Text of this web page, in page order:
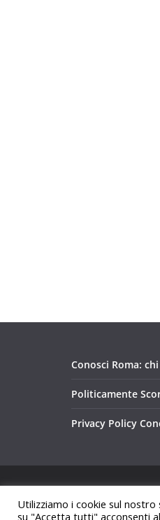
Conosci Roma:
Politicamente
Privacy Policy
Tema:ColorMagdi
Utilizziamo i cookie sul
su "Accetta tutti" acconsenti